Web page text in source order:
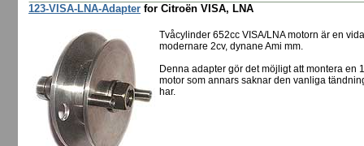
123-VISA-LNA-Adapter for Citroën VISA, LNA
Tvåcylinder 652cc VISA/LNA motorn är en
modernare 2cv, dynane Ami mm.
Denna adapter gör det möjligt att montera en
motor som annars saknar den vanliga
har.